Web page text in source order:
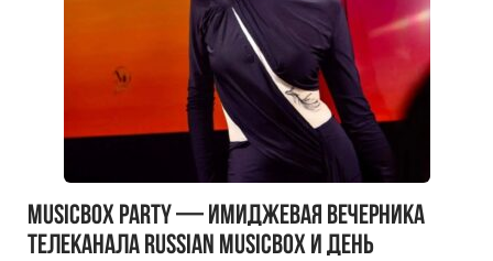
MUSICBOX PARTY — имиджевая вечерника
телеканала RUSSIAN MUSICBOX и день